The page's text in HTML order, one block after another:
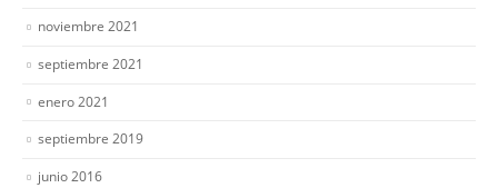
noviembre 2021
septiembre 2021
enero 2021
septiembre 2019
junio 2016